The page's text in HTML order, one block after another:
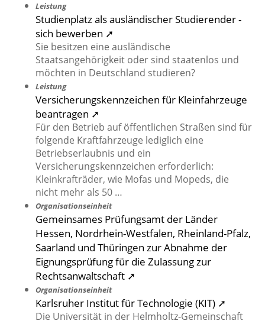
Leistung
Studienplatz als ausländischer Studierender -
sich bewerben ➚
Sie besitzen eine ausländische
Staatsangehörigkeit oder sind staatenlos und
möchten in Deutschland studieren?
Leistung
Versicherungskennzeichen für Kleinfahrzeuge
beantragen ➚
Für den Betrieb auf öffentlichen Straßen sind für
folgende Kraftfahrzeuge lediglich eine
Betriebserlaubnis und ein
Versicherungskennzeichen erforderlich:
Kleinkrafträder, wie Mofas und Mopeds, die
nicht mehr als 50 …
Organisationseinheit
Gemeinsames Prüfungsamt der Länder
Hessen, Nordrhein-Westfalen, Rheinland-Pfalz,
Saarland und Thüringen zur Abnahme der
Eignungsprüfung für die Zulassung zur
Rechtsanwaltschaft ➚
Organisationseinheit
Karlsruher Institut für Technologie (KIT) ➚
Die Universität in der Helmholtz-Gemeinschaft